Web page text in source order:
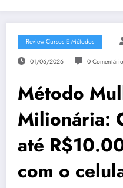
Review Cursos E Métodos
01/06/2026 0
Método
Milionária:
até
com o